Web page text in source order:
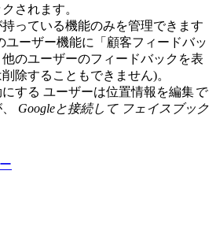
されます。
っている機能のみを管理できます
ユーザー機能に「顧客フィードバッ
のユーザーのフィードバックを表
除することもできません)。
する ユーザーは位置情報を編集で
Googleと接続して フェイスブック